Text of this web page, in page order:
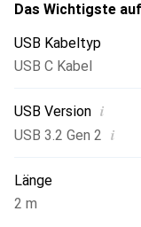
Das Wichtigste
USB Kabeltyp
USB C Kabel
USB Version i
USB 3.2 Gen 2 i
Länge
2 m